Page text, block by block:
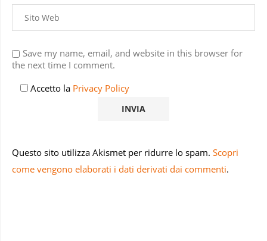
Save my name, email, and website in this browser for
the next time I comment.
Accetto la Privacy Policy
Questo sito utilizza Akismet per ridurre lo spam. Scopri
come vengono elaborati i dati derivati dai commenti.